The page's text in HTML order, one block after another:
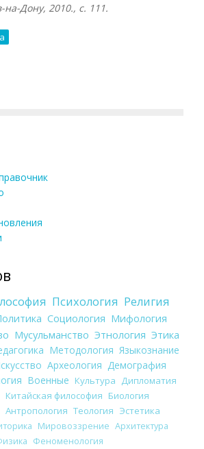
на-Дону, 2010., с. 111.
Психология Религия
Социология Мифология
Мусульманство Этнология Этика
Методология Языкознание
Археология Демография
Военные Культура
Дипломатия
Китайская философия Биология
Антропология Теология Эстетика
Мировоззрение Архитектура
Феноменология